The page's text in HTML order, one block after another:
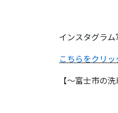
インスタグラム
こちらをクリッ
【～富士市の